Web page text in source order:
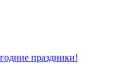
праздники!